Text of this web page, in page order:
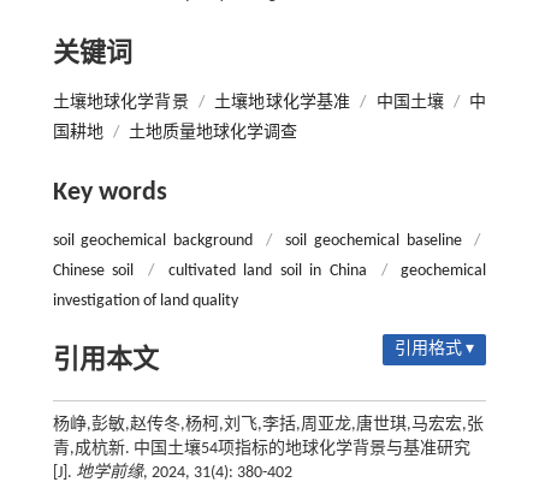
关键词
土壤地球化学背景 / 土壤地球化学基准 / 中国土壤 / 中
国耕地 / 土地质量地球化学调查
Key words
soil geochemical background / soil geochemical baseline
/
Chinese soil
/ cultivated land soil in China /
geochemical
investigation of land quality
引用本文 引用格式 ▾
杨峥,彭敏,赵传冬,杨柯,刘飞,李括,周亚龙,唐世琪,马宏宏,张
青,成杭新. 中国土壤54项指标的地球化学背景与基准研究
[J]. 地学前缘, 2024, 31(4): 380-402